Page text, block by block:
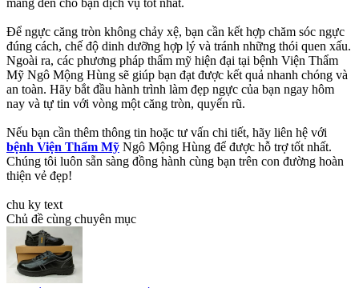
mang đến cho bạn dịch vụ tốt nhất.
Để ngực căng tròn không chảy xệ, bạn cần kết hợp chăm sóc ngực
đúng cách, chế độ dinh dưỡng hợp lý và tránh những thói quen xấu.
Ngoài ra, các phương pháp thẩm mỹ hiện đại tại bệnh Viện Thẩm
Mỹ Ngô Mộng Hùng sẽ giúp bạn đạt được kết quả nhanh chóng và
an toàn. Hãy bắt đầu hành trình làm đẹp ngực của bạn ngay hôm
nay và tự tin với vòng một căng tròn, quyến rũ.
Nếu bạn cần thêm thông tin hoặc tư vấn chi tiết, hãy liên hệ với
bệnh Viện Thẩm Mỹ Ngô Mộng Hùng để được hỗ trợ tốt nhất.
Chúng tôi luôn sẵn sàng đồng hành cùng bạn trên con đường hoàn
thiện vẻ đẹp!
chu ky text
Chủ đề cùng chuyên mục